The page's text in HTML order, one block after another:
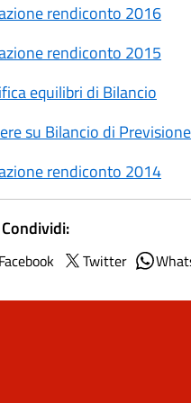
rendiconto 2016
rendiconto 2015
equilibri di Bilancio
su Bilancio di
rendiconto 2014
Condividi:
Facebook Twitter